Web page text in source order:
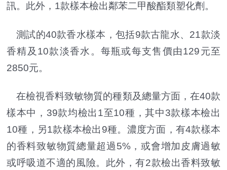
訊。此外，1款樣本檢出鄰苯二甲酸酯類塑化劑。
測試的40款香水樣本，包括9款古龍水、21款淡
香精及10款淡香水。每瓶或每支售價由129元至
2850元。
在檢視香料致敏物質的種類及總量方面，在40款
樣本中，39款均檢出1至10種，其中3款樣本檢出
10種，另1款樣本檢出9種。濃度方面，有4款樣本
的香料致敏物質總量超過5%，或會增加皮膚過敏
或呼吸道不適的風險。此外，有2款檢出香料致敏